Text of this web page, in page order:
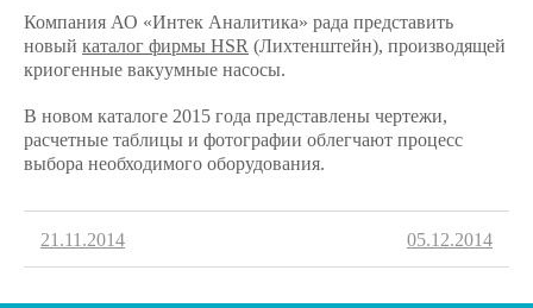
Компания АО «Интек Аналитика» рада представить
новый каталог фирмы HSR (Лихтенштейн), производящей
криогенные вакуумные насосы.
В новом каталоге 2015 года представлены чертежи,
расчетные таблицы и фотографии облегчают процесс
выбора необходимого оборудования.
21.11.2014 05.12.2014